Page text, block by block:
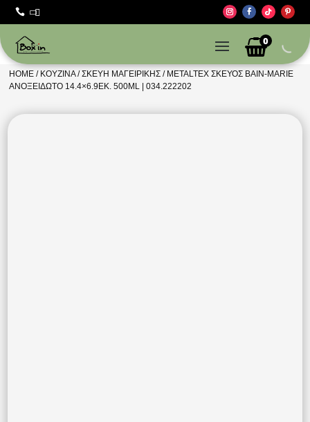
 
0
HOME / ΚΟΥΖΊΝΑ/ΣΚΕΎΗ ΜΑΓΕΙΡΙΚΉΣ / METALTEX ΣΚΕΥΟΣ BAIN-MARIE
ΑΝΟΞΕΙΔΩΤΟ 14.4×6.9ΕΚ. 500ML | 034.222202